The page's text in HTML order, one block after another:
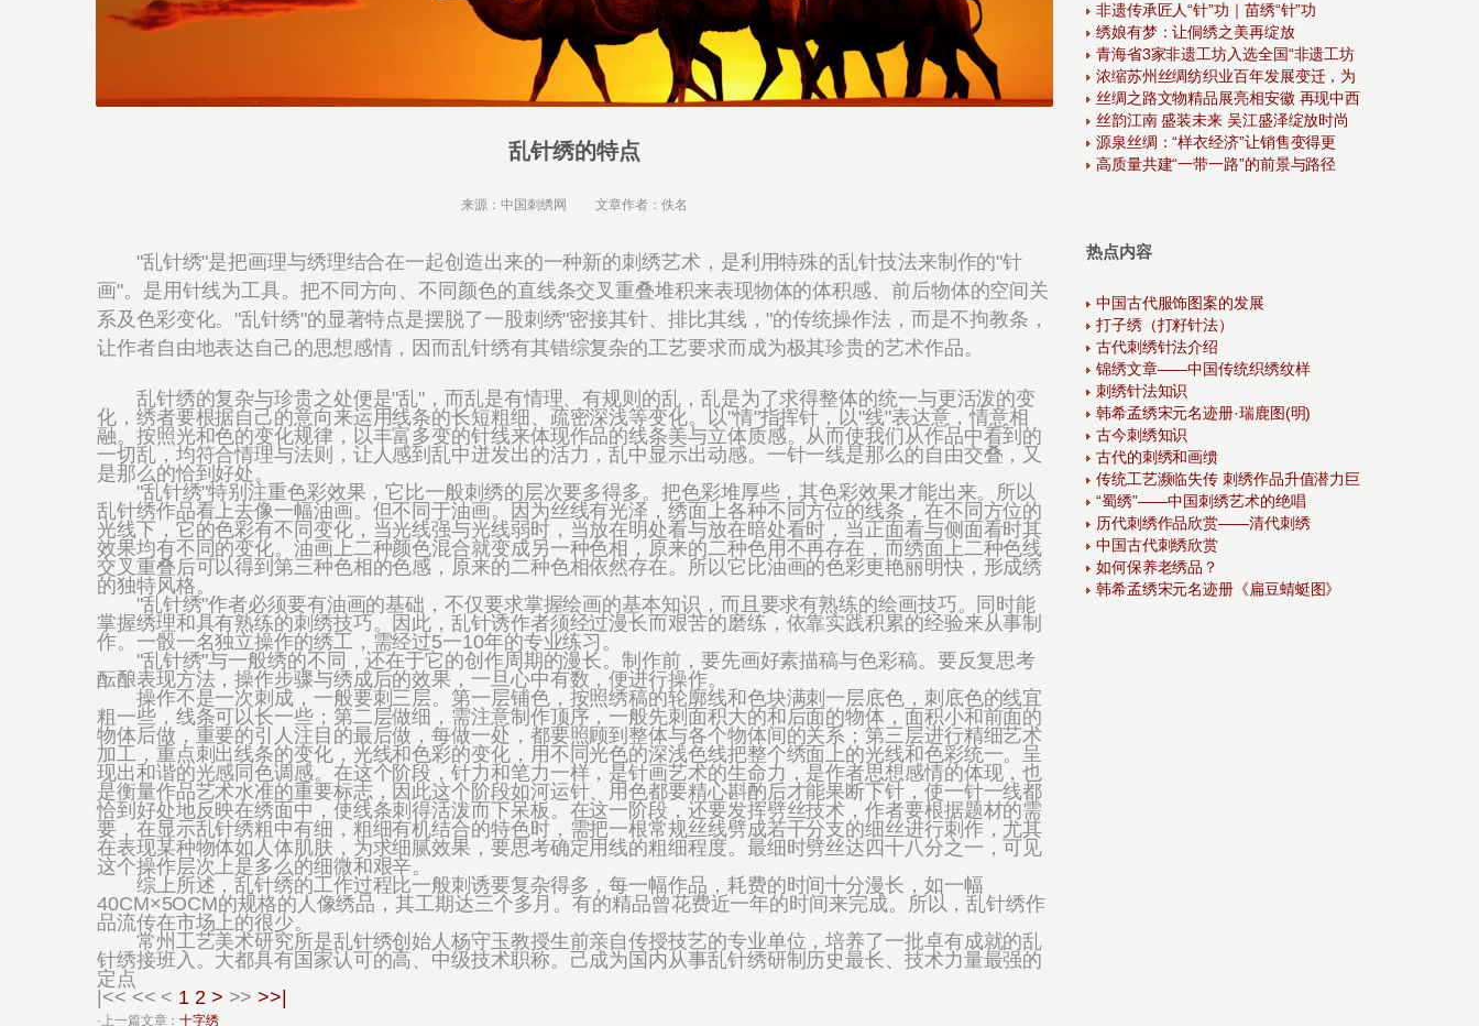
乱针绣的特点
来源：中国刺绣网 文章作者：佚名
"乱针绣"是把画理与绣理结合在一起创造出来的一种新的刺绣艺术，是利用特殊的乱针技法来制作的"针
画"。是用针线为工具。把不同方向、不同颜色的直线条交叉重叠堆积来表现物体的体积感、前后物体的空间关
系及色彩变化。"乱针绣"的显著特点是摆脱了一股刺绣"密接其针、排比其线，"的传统操作法，而是不拘教条，
让作者自由地表达自己的思想感情，因而乱针绣有其错综复杂的工艺要求而成为极其珍贵的艺术作品。
乱针绣的复杂与珍贵之处便是"乱"，而乱是有情理、有规则的乱，乱是为了求得整体的统一与更活泼的变
化，绣者要根据自己的意向来运用线条的长短粗细、疏密深浅等变化。以"情"指挥针，以"线"表达意，情意相
融。按照光和色的变化规律，以丰富多变的针线来体现作品的线条美与立体质感。从而使我们从作品中看到的
一切乱，均符合情理与法则，让人感到乱中迸发出的活力，乱中显示出动感。一针一线是那么的自由交叠，又
是那么的恰到好处。
"乱针绣"特别注重色彩效果，它比一般刺绣的层次要多得多。把色彩堆厚些，其色彩效果才能出来。所以
乱针绣作品看上去像一幅油画。但不同于油画。因为丝线有光泽，绣面上各种不同方位的线条，在不同方位的
光线下，它的色彩有不同变化，当光线强与光线弱时，当放在明处看与放在暗处看时，当正面看与侧面看时其
效果均有不同的变化。油画上二种颜色混合就变成另一种色相，原来的二种色用不再存在，而绣面上二种色线
交叉重叠后可以得到第三种色相的色感，原来的二种色相依然存在。所以它比油画的色彩更艳丽明快，形成绣
的独特风格。
"乱针绣"作者必须要有油画的基础，不仅要求掌握绘画的基本知识，而且要求有熟练的绘画技巧。同时能
掌握绣理和具有熟练的刺绣技巧。因此，乱针诱作者须经过漫长而艰苦的磨练，依靠实践积累的经验来从事制
作。一骰一名独立操作的绣工，需经过5一10年的专业练习。
"乱针绣"与一般绣的不同，还在于它的创作周期的漫长。制作前，要先画好素描稿与色彩稿。要反复思考
酝酿表现方法，操作步骤与绣成后的效果，一旦心中有数，便进行操作。
操作不是一次刺成，一般要刺三层。第一层铺色，按照绣稿的轮廓线和色块满刺一层底色，刺底色的线宜
粗一些，线条可以长一些；第二层做细，需注意制作顶序，一般先刺面积大的和后面的物体，面积小和前面的
物体后做，重要的引人注目的最后做，每做一处，都要照顾到整体与各个物体间的关系；第三层进行精细艺术
加工，重点刺出线条的变化，光线和色彩的变化，用不同光色的深浅色线把整个绣面上的光线和色彩统一。呈
现出和谐的光感同色调感。在这个阶段，针力和笔力一样，是针画艺术的生命力，是作者思想感情的体现，也
是衡量作品艺术水准的重要标志，因此这个阶段如河运针、用色都要精心斟酌后才能果断下针，使一针一线都
恰到好处地反映在绣面中，使线条刺得活泼而下呆板。在这一阶段，还要发挥劈丝技术，作者要根据题材的需
要，在显示乱针绣粗中有细，粗细有机结合的特色时，需把一根常规丝线劈成若干分支的细丝进行刺作，尤其
在表现某种物体如人体肌肤，为求细腻效果，要思考确定用线的粗细程度。最细时劈丝达四十八分之一，可见
这个操作层次上是多么的细微和艰辛。
综上所述，乱针绣的工作过程比一般刺诱要复杂得多，每一幅作品，耗费的时间十分漫长，如一幅
40CM×5OCM的规格的人像绣品，其工期达三个多月。有的精品曾花费近一年的时间来完成。所以，乱针绣作
品流传在市场上的很少。
常州工艺美术研究所是乱针绣创始人杨守玉教授生前亲自传授技艺的专业单位，培养了一批卓有成就的乱
针绣接班入。大都具有国家认可的高、中级技术职称。己成为国内从事乱针绣研制历史最长、技术力量最强的
定点
|<< << < 1 2 > >> >>|
·上一篇文章：十字绣
非遗传承匠人“针”功｜苗绣“针”功
绣娘有梦：让侗绣之美再绽放
青海省3家非遗工坊入选全国“非遗工坊
浓缩苏州丝绸纺织业百年发展变迁，为
丝绸之路文物精品展亮相安徽 再现中西
丝韵江南 盛装未来 吴江盛泽绽放时尚
源泉丝绸：“样衣经济”让销售变得更
高质量共建“一带一路”的前景与路径
热点内容
中国古代服饰图案的发展
打子绣（打籽针法）
古代刺绣针法介绍
锦绣文章——中国传统织绣纹样
刺绣针法知识
韩希孟绣宋元名迹册·瑞鹿图(明)
古今刺绣知识
古代的刺绣和画缋
传统工艺濒临失传 刺绣作品升值潜力巨
“蜀绣”——中国刺绣艺术的绝唱
历代刺绣作品欣赏——清代刺绣
中国古代刺绣欣赏
如何保养老绣品？
韩希孟绣宋元名迹册《扁豆蜻蜓图》